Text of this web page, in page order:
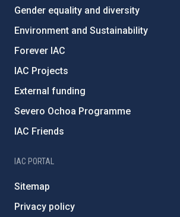
Gender equality and diversity
Environment and Sustainability
Forever IAC
IAC Projects
External funding
Severo Ochoa Programme
IAC Friends
IAC PORTAL
Sitemap
Privacy policy